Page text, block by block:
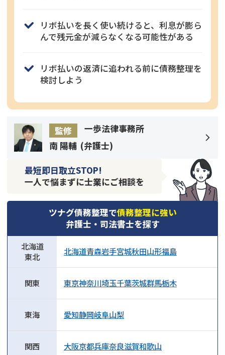
リボ払いを長く使い続けると、利息が膨ら
んで残元金が減らなくなる可能性がある
リボ払いの返済に追われる前に債務整理を
検討しよう
監修
一歩法律事務所
南 陽輔 (弁護士)
最短即日取立STOP!
一人で悩まずに士業にご相談を
ツナグ債務整理で債務整理に強い
弁護士・司法書士を探す
北海道
東北
北海道青森岩手宮城秋田山形福島
関東 東京神奈川埼玉千葉茨城群馬栃木
東海 愛知静岡岐阜山梨
関西 大阪京都兵庫奈良滋賀和歌山